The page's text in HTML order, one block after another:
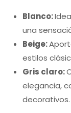
Blanco:
una
Beige:
estilos
Gris claro:
elegancia,
decorativos.